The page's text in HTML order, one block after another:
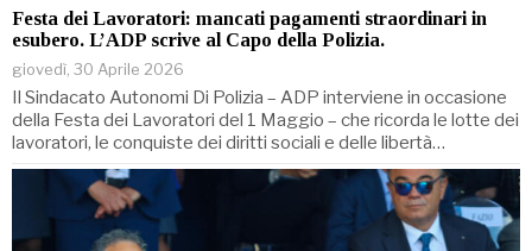
Festa dei Lavoratori: mancati pagamenti straordinari in
esubero. L’ADP scrive al Capo della Polizia.
giovedì, 30 Aprile 2026
Il Sindacato Autonomi Di Polizia – ADP interviene in occasione
della Festa dei Lavoratori del 1 Maggio – che ricorda le lotte dei
lavoratori, le conquiste dei diritti sociali e delle libertà…